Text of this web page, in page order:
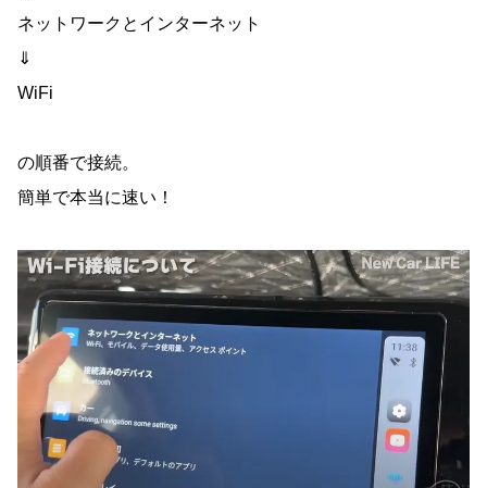
ネットワークとインターネット
⇓
WiFi
の順番で接続。
簡単で本当に速い！